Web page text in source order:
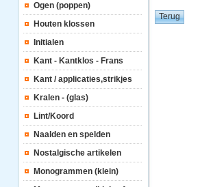
Ogen (poppen)
Houten klossen
Initialen
Kant - Kantklos - Frans
Kant / applicaties,strikjes
Kralen - (glas)
Lint/Koord
Naalden en spelden
Nostalgische artikelen
Monogrammen (klein)